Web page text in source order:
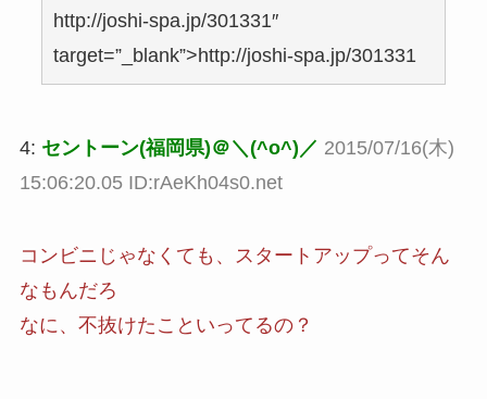
http://joshi-spa.jp/301331″
target=”_blank”>http://joshi-spa.jp/301331
4: セントーン(福岡県)＠＼(^o^)／ 2015/07/16(木)
15:06:20.05 ID:rAeKh04s0.net
コンビニじゃなくても、スタートアップってそん
なもんだろ
なに、不抜けたこといってるの？